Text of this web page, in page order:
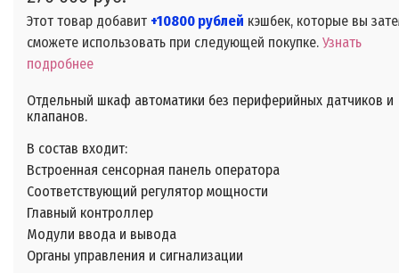
Этот товар добавит +10800 рублей кэшбек, которые вы
сможете использовать при следующей покупке. Узнать
подробнее
Отдельный шкаф автоматики без периферийных датчиков и
клапанов.
В состав входит:
Встроенная сенсорная панель оператора
Соответствующий регулятор мощности
Главный контроллер
Модули ввода и вывода
Органы управления и сигнализации